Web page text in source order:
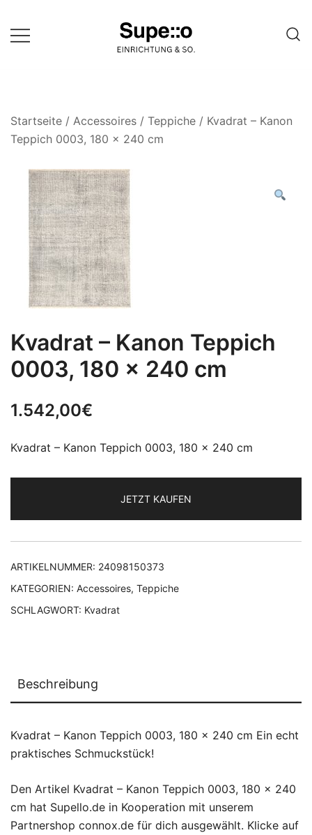
zum
Inhalt
einer Website
Startseite / Accessoires / Teppiche / Kvadrat – Kanon
Teppich 0003, 180 x 240 cm
Kvadrat – Kanon Teppich
0003, 180 x 240 cm
1.542,00€
Kvadrat – Kanon Teppich 0003, 180 x 240 cm
JETZT KAUFEN
ARTIKELNUMMER: 24098150373
KATEGORIEN: Accessoires, Teppiche
SCHLAGWORT: Kvadrat
Beschreibung
Kvadrat – Kanon Teppich 0003, 180 x 240 cm Ein echt
praktisches Schmuckstück!
Den Artikel Kvadrat – Kanon Teppich 0003, 180 x 240
cm hat Supello.de in Kooperation mit unserem
Partnershop connox.de für dich ausgewählt. Klicke auf